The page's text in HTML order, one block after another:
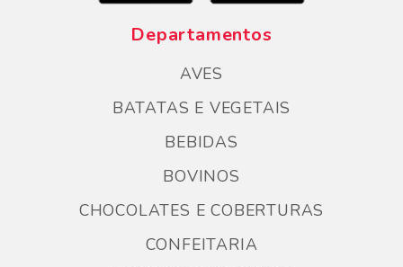
Departamentos
AVES
BATATAS E VEGETAIS
BEBIDAS
BOVINOS
CHOCOLATES E COBERTURAS
CONFEITARIA